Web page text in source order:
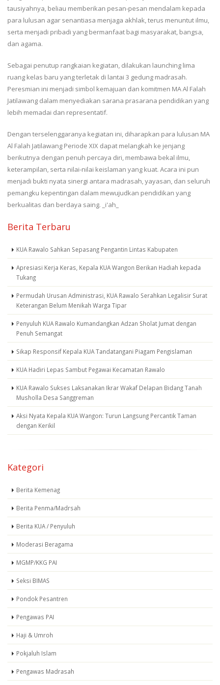
tausiyahnya, beliau memberikan pesan-pesan mendalam kepada
para lulusan agar senantiasa menjaga akhlak, terus menuntut ilmu,
serta menjadi pribadi yang bermanfaat bagi masyarakat, bangsa,
dan agama.
Sebagai penutup rangkaian kegiatan, dilakukan launching lima
ruang kelas baru yang terletak di lantai 3 gedung madrasah.
Peresmian ini menjadi simbol kemajuan dan komitmen MA Al Falah
Jatilawang dalam menyediakan sarana prasarana pendidikan yang
lebih memadai dan representatif.
Dengan terselenggaranya kegiatan ini, diharapkan para lulusan MA
Al Falah Jatilawang Periode XIX dapat melangkah ke jenjang
berikutnya dengan penuh percaya diri, membawa bekal ilmu,
keterampilan, serta nilai-nilai keislaman yang kuat. Acara ini pun
menjadi bukti nyata sinergi antara madrasah, yayasan, dan seluruh
pemangku kepentingan dalam mewujudkan pendidikan yang
berkualitas dan berdaya saing. _i'ah_
Berita Terbaru
KUA Rawalo Sahkan Sepasang Pengantin Lintas Kabupaten
Apresiasi Kerja Keras, Kepala KUA Wangon Berikan Hadiah kepada
Tukang
Permudah Urusan Administrasi, KUA Rawalo Serahkan Legalisir Surat
Keterangan Belum Menikah Warga Tipar
Penyuluh KUA Rawalo Kumandangkan Adzan Sholat Jumat dengan
Penuh Semangat
Sikap Responsif Kepala KUA Tandatangani Piagam Pengislaman
KUA Hadiri Lepas Sambut Pegawai Kecamatan Rawalo
KUA Rawalo Sukses Laksanakan Ikrar Wakaf Delapan Bidang Tanah
Musholla Desa Sanggreman
Aksi Nyata Kepala KUA Wangon: Turun Langsung Percantik Taman
dengan Kerikil
Kategori
Berita Kemenag
Berita Penma/Madrsah
Berita KUA / Penyuluh
Moderasi Beragama
MGMP/KKG PAI
Seksi BIMAS
Pondok Pesantren
Pengawas PAI
Haji & Umroh
Pokjaluh Islam
Pengawas Madrasah